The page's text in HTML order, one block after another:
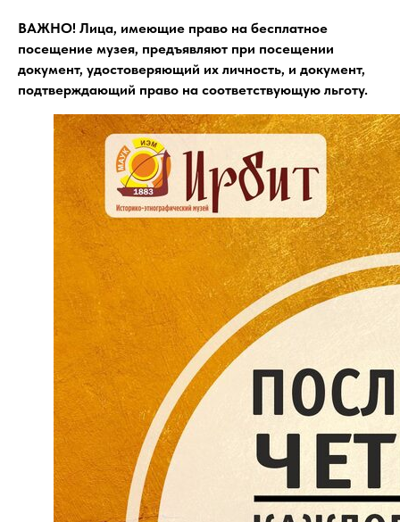
ВАЖНО! Лица, имеющие право на бесплатное
посещение музея, предъявляют при посещении
документ, удостоверяющий их личность, и документ,
подтверждающий право на соответствующую льготу.